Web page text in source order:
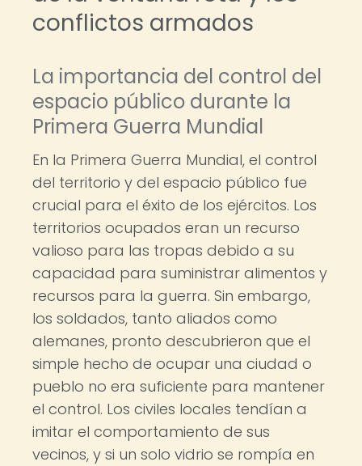
conflictos armados
La importancia del control del
espacio público durante la
Primera Guerra Mundial
En la Primera Guerra Mundial, el control
del territorio y del espacio público fue
crucial para el éxito de los ejércitos. Los
territorios ocupados eran un recurso
valioso para las tropas debido a su
capacidad para suministrar alimentos y
recursos para la guerra. Sin embargo,
los soldados, tanto aliados como
alemanes, pronto descubrieron que el
simple hecho de ocupar una ciudad o
pueblo no era suficiente para mantener
el control. Los civiles locales tendían a
imitar el comportamiento de sus
vecinos, y si un solo vidrio se rompía en